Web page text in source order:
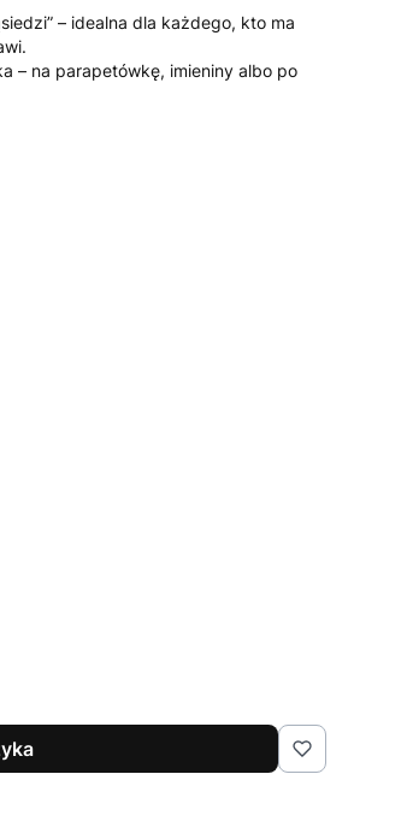
– idealna dla każdego, kto ma
– na parapetówkę, imieniny albo po